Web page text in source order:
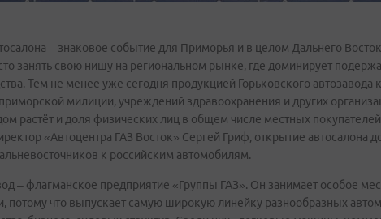
– знаковое событие для Приморья и в целом Дальнего
занять свою нишу на региональном рынке, где доминирует
Тем не менее уже сегодня продукцией Горьковского автозавода
приморской милиции, учреждений здравоохранения и других
растёт и доля физических лиц в общем числе местных
«Автоцентра ГАЗ Восток» Сергей Гриф, открытие автосалона
к российским автомобилям.
– флагманское предприятие «Группы ГАЗ». Он занимает особое
потому что выпускает самую широкую линейку разнообразных